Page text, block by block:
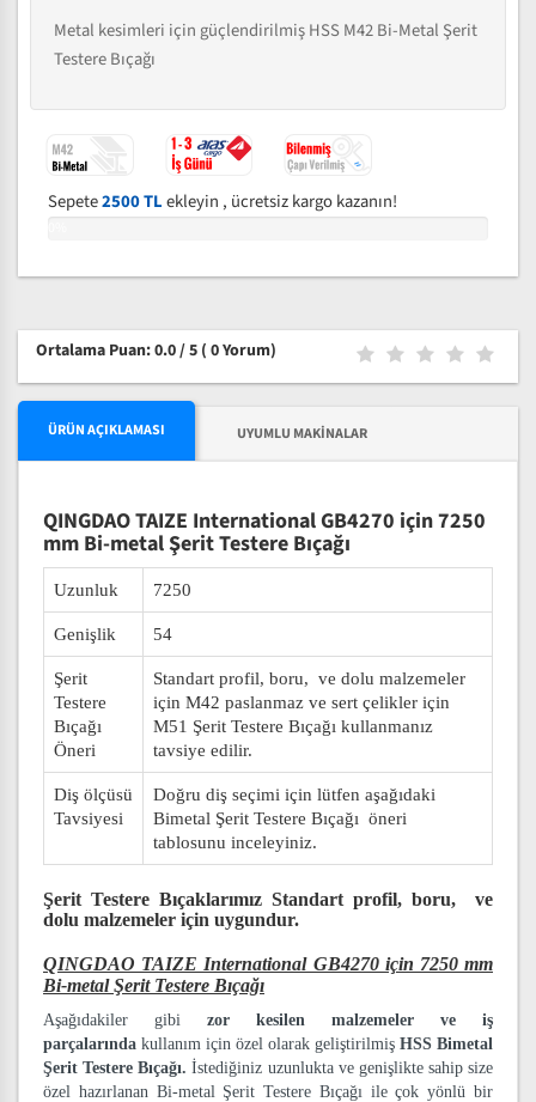
Metal kesimleri için güçlendirilmiş HSS M42 Bi-Metal Şerit
Testere Bıçağı
Sepete2500 TLekleyin , ücretsiz kargo kazanın!
Ortalama Puan: 0.0 / 5 ( 0 Yorum)
ÜRÜN AÇIKLAMASI UYUMLU MAKINALAR
QINGDAO TAIZE International GB4270 için 7250
mm Bi-metal Şerit Testere Bıçağı
Uzunluk 7250
Genişlik 54
Şerit
Testere
Bıçağı
Öneri
Standart profil, boru, ve dolu malzemeler
için M42 paslanmaz ve sert çelikler için
M51 Şerit Testere Bıçağı kullanmanız
tavsiye edilir.
Diş ölçüsü
Tavsiyesi
Doğru diş seçimi için lütfen aşağıdaki
Bimetal Şerit Testere Bıçağı öneri
tablosunu inceleyiniz.
Şerit Testere Bıçaklarımız Standart profil, boru, ve
dolu malzemeler için uygundur.
QINGDAO TAIZE International GB4270 için 7250 mm
Bi-metal Şerit Testere Bıçağı
Aşağıdakiler gibi zor kesilen malzemeler ve iş
parçalarında kullanım için özel olarak geliştirilmiş HSS Bimetal
Şerit Testere Bıçağı.İstediğiniz uzunlukta ve genişlikte sahip size
özel hazırlanan Bi-metal Şerit Testere Bıçağı ile çok yönlü bir